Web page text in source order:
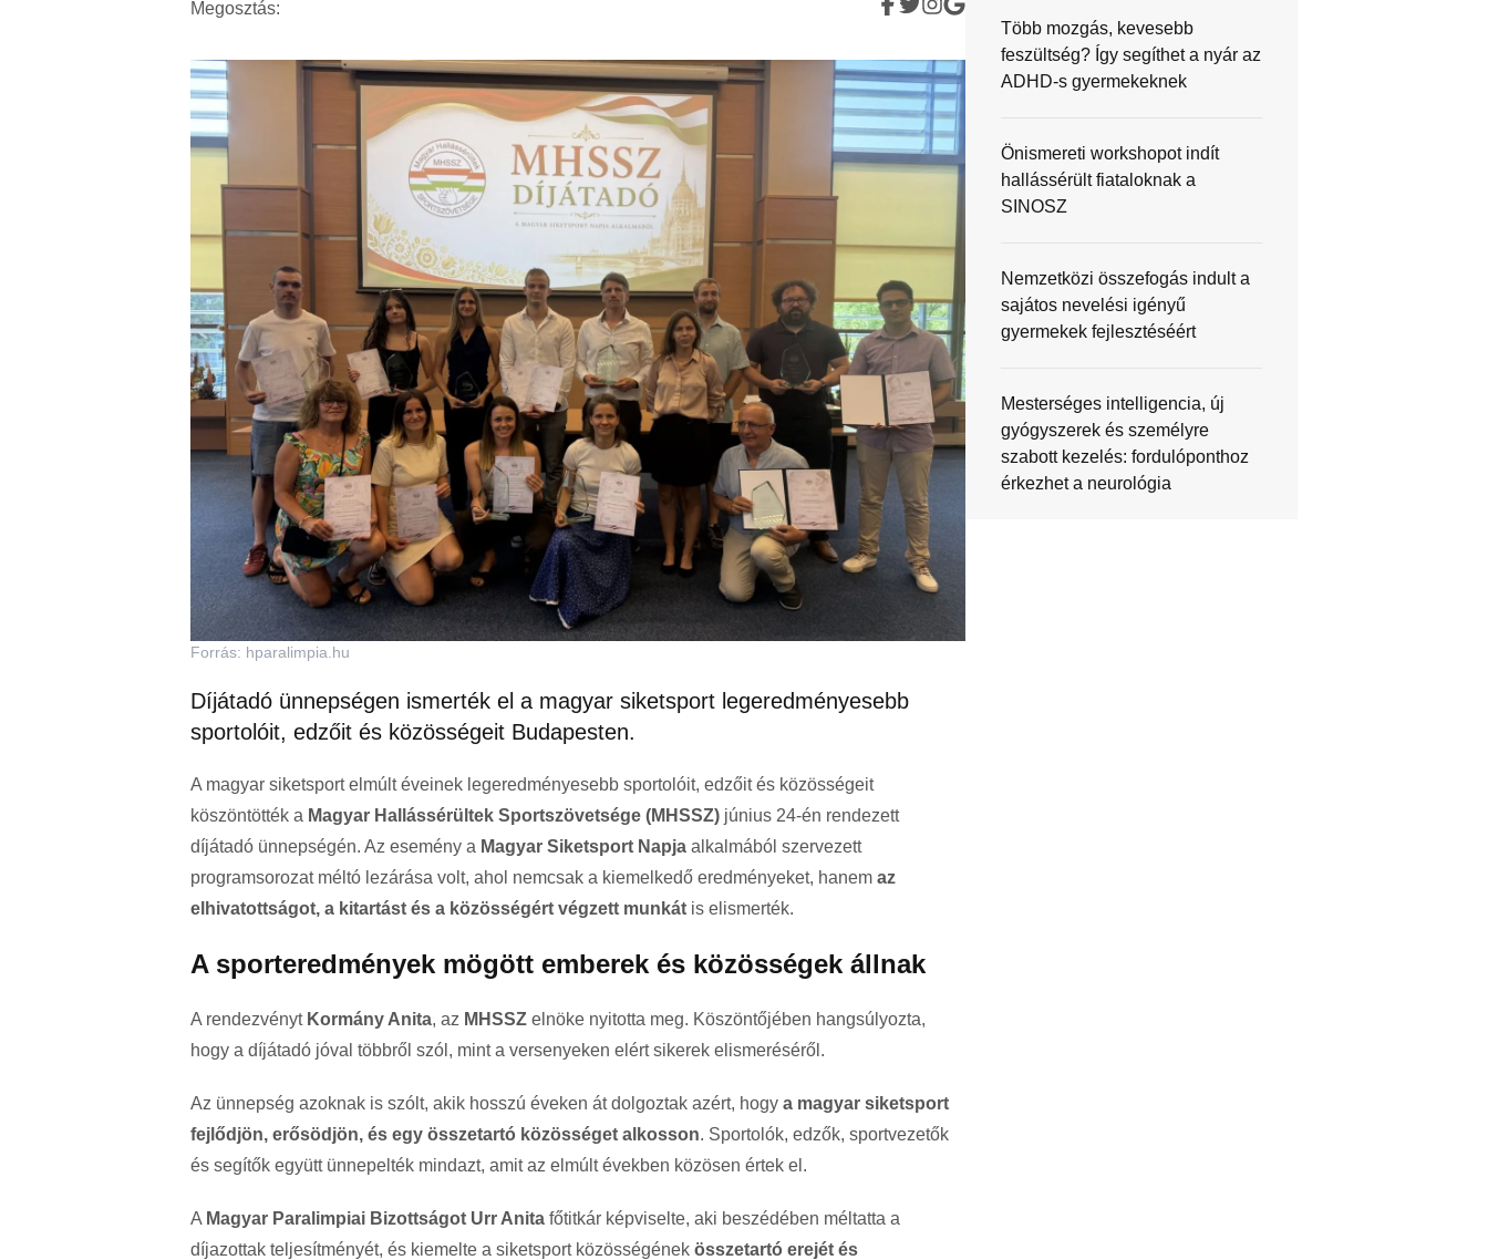
Megosztás:
Forrás: hparalimpia.hu
Díjátadó ünnepségen ismerték el a magyar siketsport legeredményesebb
sportolóit, edzőit és közösségeit Budapesten.
A magyar siketsport elmúlt éveinek legeredményesebb sportolóit, edzőit és közösségeit
köszöntötték a Magyar Hallássérültek Sportszövetsége (MHSSZ) június 24-én rendezett
díjátadó ünnepségén. Az esemény a Magyar Siketsport Napja alkalmából szervezett
programsorozat méltó lezárása volt, ahol nemcsak a kiemelkedő eredményeket, hanem az
elhivatottságot, a kitartást és a közösségért végzett munkát is elismerték.
A sporteredmények mögött emberek és közösségek állnak
A rendezvényt Kormány Anita, az MHSSZ elnöke nyitotta meg. Köszöntőjében hangsúlyozta,
hogy a díjátadó jóval többről szól, mint a versenyeken elért sikerek elismeréséről.
Az ünnepség azoknak is szólt, akik hosszú éveken át dolgoztak azért, hogy a magyar siketsport
fejlődjön, erősödjön, és egy összetartó közösséget alkosson. Sportolók, edzők, sportvezetők
és segítők együtt ünnepelték mindazt, amit az elmúlt években közösen értek el.
A Magyar Paralimpiai Bizottságot Urr Anita főtitkár képviselte, aki beszédében méltatta a
díjazottak teljesítményét, és kiemelte a siketsport közösségének összetartó erejét és
Több mozgás, kevesebb
feszültség? Így segíthet a nyár az
ADHD-s gyermekeknek
Önismereti workshopot indít
hallássérült fiataloknak a
SINOSZ
Nemzetközi összefogás indult a
sajátos nevelési igényű
gyermekek fejlesztéséért
Mesterséges intelligencia, új
gyógyszerek és személyre
szabott kezelés: fordulóponthoz
érkezhet a neurológia